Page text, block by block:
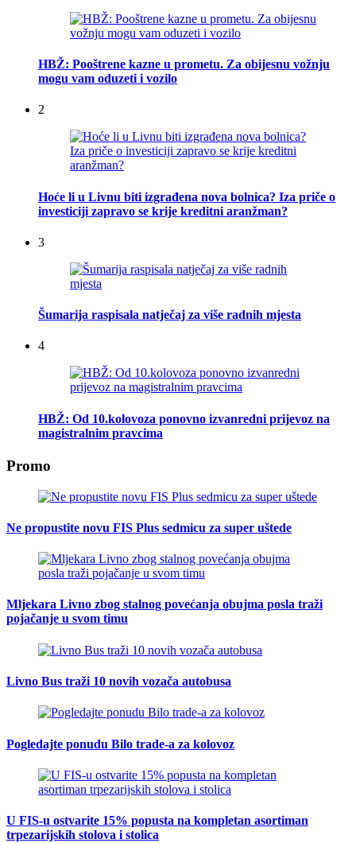
HBŽ: Pooštrene kazne u prometu. Za obijesnu vožnju
mogu vam oduzeti i vozilo
2
Hoće li u Livnu biti izgrađena nova bolnica? Iza priče o
investiciji zapravo se krije kreditni aranžman?
3
Šumarija raspisala natječaj za više radnih mjesta
4
HBŽ: Od 10.kolovoza ponovno izvanredni prijevoz na
magistralnim pravcima
Promo
Ne propustite novu FIS Plus sedmicu za super uštede
Mljekara Livno zbog stalnog povećanja obujma posla traži
pojačanje u svom timu
Livno Bus traži 10 novih vozača autobusa
Pogledajte ponudu Bilo trade-a za kolovoz
U FIS-u ostvarite 15% popusta na kompletan asortiman
trpezarijskih stolova i stolica